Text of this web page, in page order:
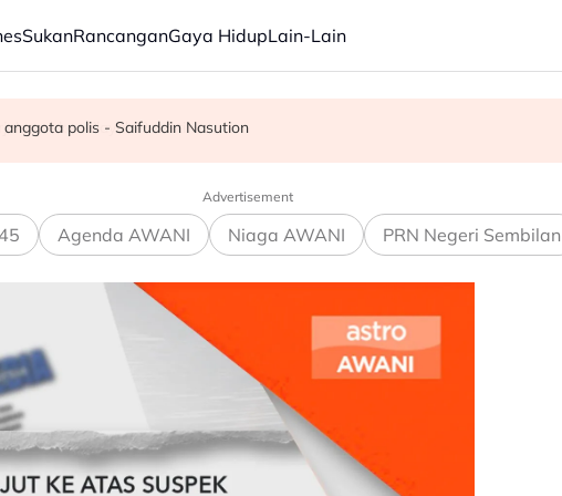
SukanRancanganGaya HidupLain-Lain
lahirke wilayah Palestin
polis - Saifuddin Nasution
Advertisement
Agenda AWANI Niaga AWANI PRN Negeri Sembilan